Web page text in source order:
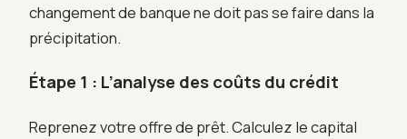
changement de banque ne doit pas se faire dans la
précipitation.
Étape 1 : L’analyse des coûts du crédit
Reprenez votre offre de prêt. Calculez le capital